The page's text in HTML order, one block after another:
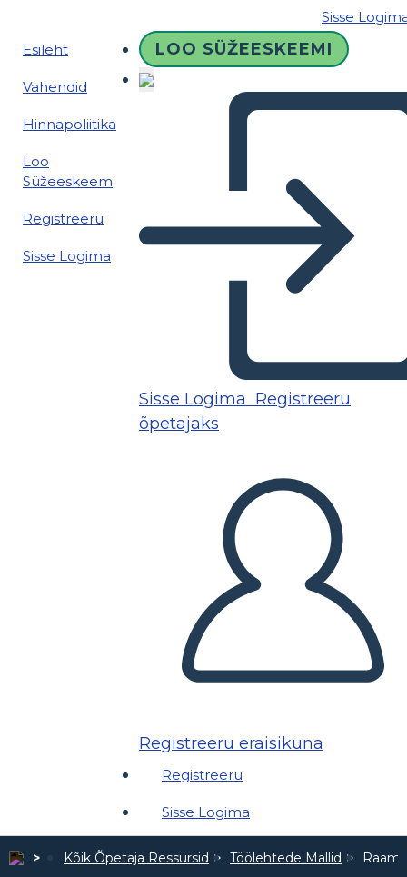
Sisse
Esileht
Vahendid
Hinnapoliitika
Loo
Süžeeskeem
Registreeru
Sisse Logima
LOO SÜŽEESKEEMI
Sisse Logima Registreeru
õpetajaks
Registreeru eraisikuna
Registreeru
Sisse Logima
Kõik Õpetaja Ressursid Töölehtede Mallid